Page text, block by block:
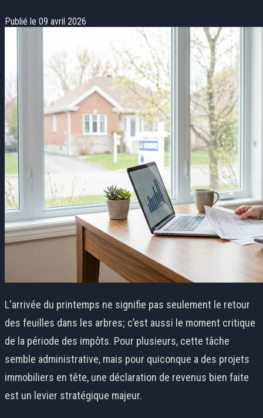
Publié le 09 avril 2026
L'arrivée du printemps ne signifie pas seulement le retour
des feuilles dans les arbres; c’est aussi le moment critique
de la période des impôts. Pour plusieurs, cette tâche
semble administrative, mais pour quiconque a des projets
immobiliers en tête, une déclaration de revenus bien faite
est un levier stratégique majeur.